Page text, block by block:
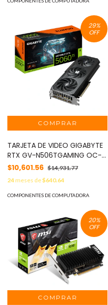
29%
OFF
TARJETA DE VIDEO GIGABYTE
RTX GV-N506TGAMING OC-
8GD - 8GB, 128 BITS, GDDR6,
$10,601.56 $14,931.77
24meses de$640.64
COMPONENTES DE COMPUTADORA
20%
OFF